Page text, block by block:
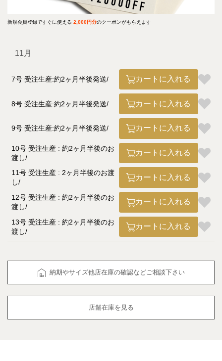
新規会員登録ですぐに使える 2,000円分のクーポンがもらえます
11月
7号 受注生産:約2ヶ月半後発送 カートに入れる
8号 受注生産:約2ヶ月半後発送 カートに入れる
9号 受注生産:約2ヶ月半後発送 カートに入れる
10号 受注生産 : 約2ヶ月半後のお
渡し
カートに入れる
11号 受注生産 : 2ヶ月半後のお渡
し
カートに入れる
12号 受注生産 : 約2ヶ月半後のお
渡し
カートに入れる
13号 受注生産 : 約2ヶ月半後のお
渡し
カートに入れる
納期やサイズ他店在庫の確認などご相談下さい
店舗在庫を見る